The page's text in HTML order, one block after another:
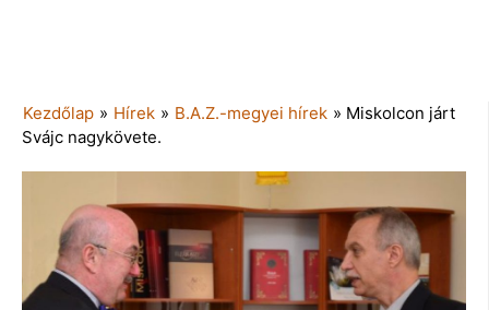
Kezdőlap » Hírek » B.A.Z.-megyei hírek » Miskolcon járt
Svájc nagykövete.